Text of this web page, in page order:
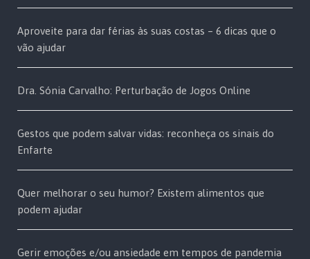
Aproveite para dar férias às suas costas – 6 dicas que o
vão ajudar
Dra. Sónia Carvalho: Perturbação de Jogos Online
Gestos que podem salvar vidas: reconheça os sinais do
Enfarte
Quer melhorar o seu humor? Existem alimentos que
podem ajudar
Gerir emoções e/ou ansiedade em tempos de pandemia